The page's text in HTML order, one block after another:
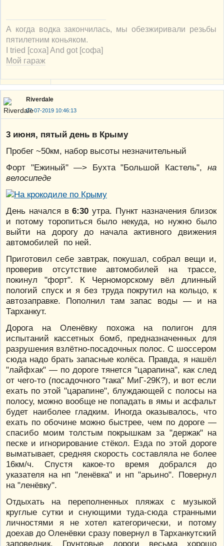
А когда водка закончилась, мы обезжиривали резьбы
пятилетним коньяком.
I tried [соха] And got [софа]
Мой гараж
Riverdale
07-07-2019 10:46:13
3 июня, пятый день в Крыму
Пробег ~50км, набор высоты незначительный
Форт "Ежиный" —> Бухта "Большой Кастель", на
велосипеде
День начался в6:30 утра. Пункт назначения близок
и потому торопиться было некуда, но нужно было
выйти на дорогу до начала активного движения
автомобилей по ней.
Приготовил себе завтрак, покушал, собрал вещи и,
проверив отсутствие автомобилей на трассе,
покинул "форт". К Черноморскому вёл длинный
пологий спуск и я без труда покрутил на кольцо, к
автозаправке. Пополнил там запас воды — и на
Тарханкут.
Дорога на Оленёвку похожа на полигон для
испытаний кассетных бомб, предназначенных для
разрушения взлётно-посадочных полос. С шоссером
сюда надо брать запасные колёса. Правда, я нашёл
"лайфхак" — по дороге тянется "царапина", как след
от чего-то (посадочного "гака" МиГ-29К?), и вот если
ехать по этой "царапине", блуждающей с полосы на
полосу, можно вообще не попадать в ямы и асфальт
будет наиболее гладким. Иногда оказывалось, что
ехать по обочине можно быстрее, чем по дороге —
спасибо моим толстым покрышкам за "держак" на
песке и игнорирование стёкол. Езда по этой дороге
выматывает, средняя скорость составляла не более
16км/ч. Спустя какое-то время добрался до
указателя на нп "ленёвка" и нп "арьино". Повернул
на "ленёвку".
Отдыхать на переполненных пляжах с музыкой
круглые сутки и снующими туда-сюда странными
личностями я не хотел категорически, и потому
доехав до Оленёвки сразу повернул в Тарханкутский
заповедник. Грунтовые дороги весьма хорошо